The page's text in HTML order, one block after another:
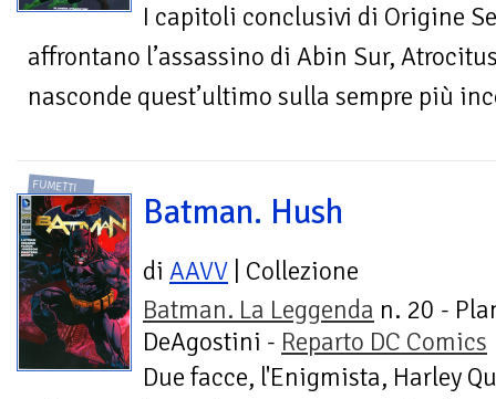
I capitoli conclusivi di Origine
affrontano l’assassino di Abin Sur,
nasconde quest’ultimo sulla sempre più
FUMETTI
Batman. Hush
di AAVV | Collezione
Batman. La Leggenda n. 20 -
DeAgostini - Reparto DC Comics
Due facce, l'Enigmista, Harley